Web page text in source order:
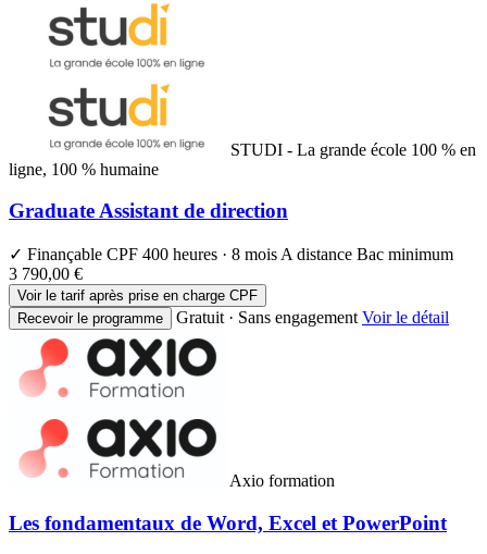
STUDI - La grande école 100 % en
ligne, 100 % humaine
Graduate Assistant de direction
✓ Finançable CPF 400 heures · 8 mois A distance Bac minimum
3 790,00 €
Voir le tarif après prise en charge CPF
Recevoir le programme
Gratuit · Sans engagement Voir le détail
Axio formation
Les fondamentaux de Word, Excel et PowerPoint